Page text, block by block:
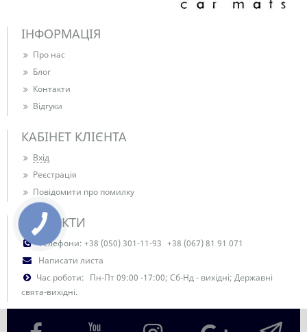
ІНФОРМАЦІЯ
Про нас
Блог
Контакти
Відгуки
КАБІНЕТ КЛІЄНТА
Вхід
Реєстрація
Повідомити про помилку
КОНТАКТИ
Телефони: +38 (050) 301-11-93 +38 (067) 81 91 071
Написати листа
Час роботи: Пн-Пт 09:00 -17:00; Сб-Нд - вихідні; Державні
свята-вихідні.